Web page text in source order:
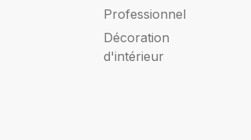
Professionnel
Décoration
d'intérieur